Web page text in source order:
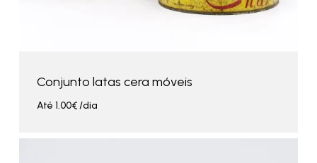
Conjunto latas cera móveis
Até 1.00€/dia